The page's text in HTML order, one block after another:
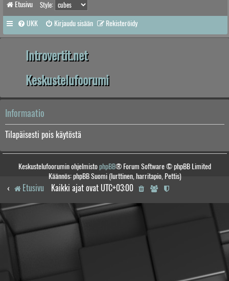
Etusivu Style:
UKK Kirjaudu sisään Rekisteröidy
Introvertit.net
Keskustelufoorumi
Informaatio
Tilapäisesti pois käytöstä
Keskustelufoorumin ohjelmistophpBB® Forum Software © phpBB Limited
Käännös: phpBB Suomi (lurttinen, harritapio, Pettis)
Etusivu Kaikki ajat ovat UTC+03:00